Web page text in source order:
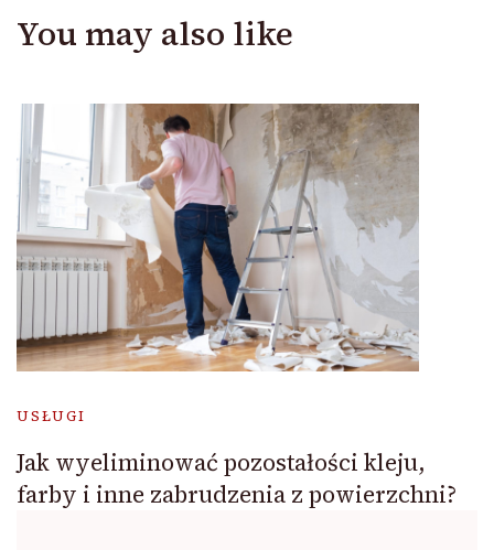
You may also like
USŁUGI
Jak wyeliminować pozostałości kleju,
farby i inne zabrudzenia z powierzchni?